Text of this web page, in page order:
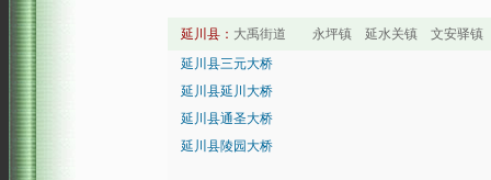
延川县： 大禹街道 永坪镇 延水关镇 文安驿镇
延川县三元大桥
延川县延川大桥
延川县通圣大桥
延川县陵园大桥